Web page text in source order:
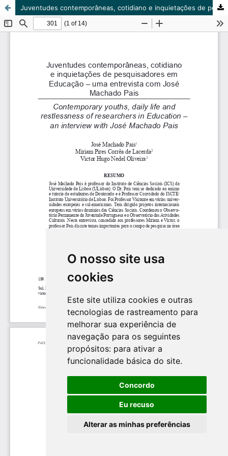
O nosso site usa
cookies
Este site utiliza cookies e outras
tecnologias de rastreamento para
melhorar sua experiência de
navegação para os seguintes
propósitos: para ativar a
funcionalidade básica do site.
Concordo
Eu recuso
Alterar as minhas preferências
Juventudes contemporâneas, cotidiano e inquietações de pesquisadores em Educação – uma entrevista com José Machado Pais